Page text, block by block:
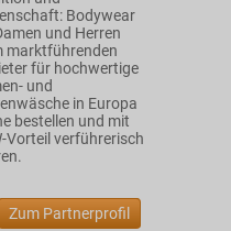
Bodywear
und Herren
marktführenden
für hochwertige
und
in Europa
bestellen und mit
Vorteil verführerisch
Zum Partnerprofil